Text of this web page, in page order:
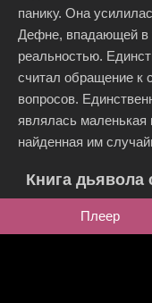
панику. Она
Дефне, впадающей в
реальностью.
считал обращение к
вопросов.
являлась маленькая
найденная им
Книга дьявола
Плеер